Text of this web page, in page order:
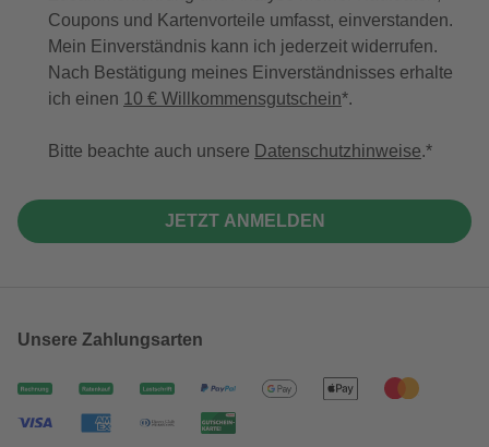
Coupons und Kartenvorteile umfasst, einverstanden.
Mein Einverständnis kann ich jederzeit widerrufen.
Nach Bestätigung meines Einverständnisses erhalte
ich einen 10 € Willkommensgutschein*.
Bitte beachte auch unsere Datenschutzhinweise.
JETZT ANMELDEN
Unsere Zahlungsarten